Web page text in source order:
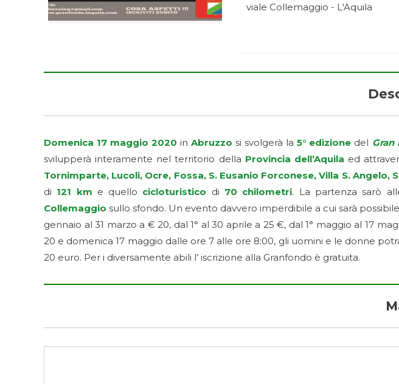
viale Collemaggio - L'Aquila
Domenica 17 maggio 2020 inAbruzzo si svolgerà la 5° edizione del Gran
svilupperà interamente nel territorio della Provincia dell’Aquila ed
Tornimparte, Lucoli, Ocre, Fossa, S. Eusanio Forconese, Villa S. Angelo,
di 121 km e quello cicloturistico di 70 chilometri. La partenza sarò
Collemaggio sullo sfondo. Un evento davvero imperdibile a cui sarà
gennaio al 31 marzo a € 20, dal 1° al 30 aprile a 25 €, dal 1° maggio al 17
20 e domenica 17 maggio dalle ore 7 alle ore 8:00, gli uomini e le donne
20 euro. Per i diversamente abili l’ iscrizione alla Granfondo è gratuita.